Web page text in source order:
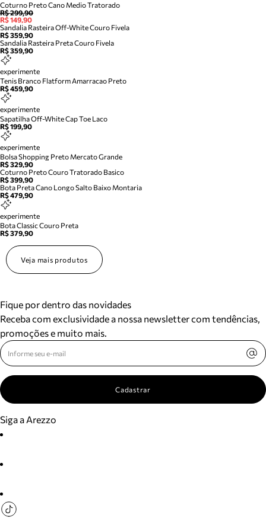
Coturno Preto Cano Medio Tratorado
R$ 299,90
R$ 149,90
Sandalia Rasteira Off-White Couro Fivela
R$ 359,90
Sandalia Rasteira Preta Couro Fivela
R$ 359,90
experimente
Tenis Branco Flatform Amarracao Preto
R$ 459,90
experimente
Sapatilha Off-White Cap Toe Laco
R$ 199,90
experimente
Bolsa Shopping Preto Mercato Grande
R$ 329,90
Coturno Preto Couro Tratorado Basico
R$ 399,90
Bota Preta Cano Longo Salto Baixo Montaria
R$ 479,90
experimente
Bota Classic Couro Preta
R$ 379,90
Veja mais produtos
Fique por dentro das novidades
Receba com exclusividade a nossa newsletter com tendências,
promoções e muito mais.
Cadastrar
Siga a Arezzo